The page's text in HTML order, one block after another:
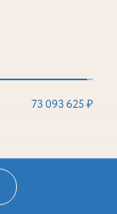
73 093 625 ₽